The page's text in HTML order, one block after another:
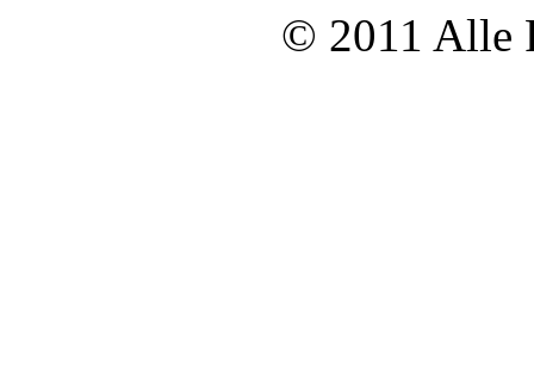
© 2011 Alle